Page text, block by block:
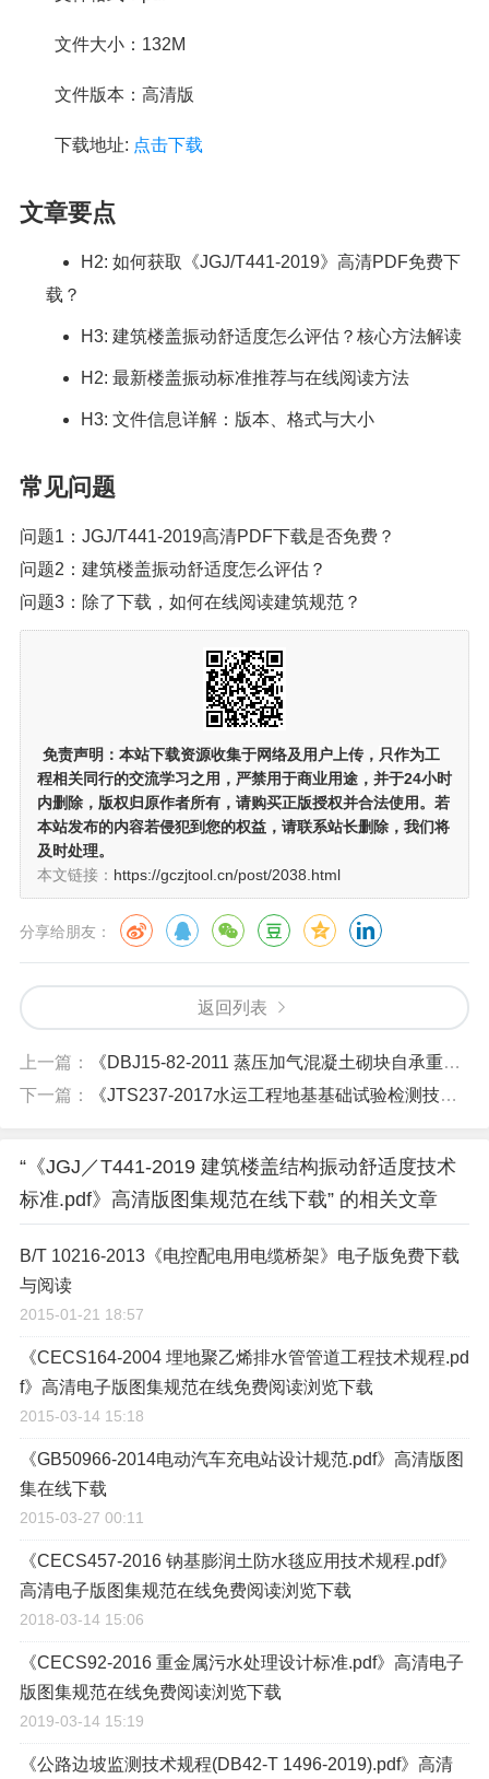
文件大小：132M
文件版本：高清版
下载地址: 点击下载
文章要点
H2: 如何获取《JGJ/T441-2019》高清PDF免费下
载？
H3: 建筑楼盖振动舒适度怎么评估？核心方法解读
H2: 最新楼盖振动标准推荐与在线阅读方法
H3: 文件信息详解：版本、格式与大小
常见问题
问题1：JGJ/T441-2019高清PDF下载是否免费？
问题2：建筑楼盖振动舒适度怎么评估？
问题3：除了下载，如何在线阅读建筑规范？
免责声明： 本站下载资源收集于网络及用户上传， 只作为工
程相关同行的交流学习之用 ，严禁用于商业用途，并于24小时
内删除，版权归原作者所有，请购买正版授权并合法使用。若
本站发布的内容若侵犯到您的权益，请联系站长删除，我们将
及时处理。
本文链接： https://gczjtool.cn/post/2038.html
分享给朋友：
返回列表
上一篇：
《DBJ15-82-2011 蒸压加气混凝土砌块自承重墙体技术规程.pdf》高清版图集规范在线下载
下一篇：
《JTS237-2017水运工程地基基础试验检测技术规程.pdf》高清版图集规范在线下载
“《JGJ／T441-2019 建筑楼盖结构振动舒适度技术
标准.pdf》高清版图集规范在线下载” 的相关文章
B/T 10216-2013《电控配电用电缆桥架》电子版免费下载
与阅读
2015-01-21 18:57
《CECS164-2004 埋地聚乙烯排水管管道工程技术规程.pd
f》高清电子版图集规范在线免费阅读浏览下载
2015-03-14 15:18
《GB50966-2014电动汽车充电站设计规范.pdf》高清版图
集在线下载
2015-03-27 00:11
《CECS457-2016 钠基膨润土防水毯应用技术规程.pdf》
高清电子版图集规范在线免费阅读浏览下载
2018-03-14 15:06
《CECS92-2016 重金属污水处理设计标准.pdf》高清电子
版图集规范在线免费阅读浏览下载
2019-03-14 15:19
《公路边坡监测技术规程(DB42-T 1496-2019).pdf》高清